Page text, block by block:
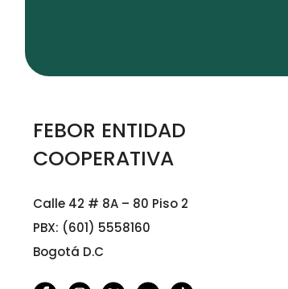
FEBOR ENTIDAD
COOPERATIVA
Calle 42 # 8A – 80 Piso 2
PBX: (601) 5558160
Bogotá D.C